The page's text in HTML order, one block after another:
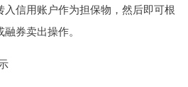
信用账户作为担保物，然后即可根
券卖出操作。